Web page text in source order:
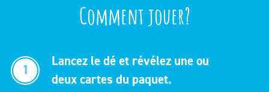
Comment jouer?
1
Lancez le dé et révélez une ou
deux cartes du paquet.